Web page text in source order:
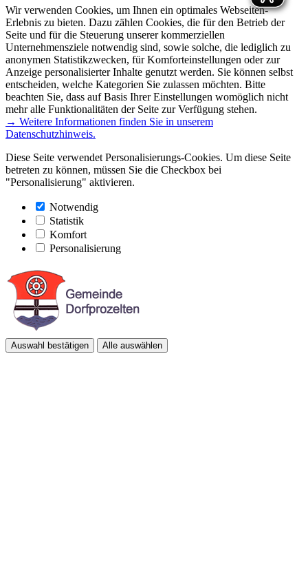
Wir verwenden Cookies, um Ihnen ein optimales Webseiten-
Erlebnis zu bieten. Dazu zählen Cookies, die für den Betrieb der
Seite und für die Steuerung unserer kommerziellen
Unternehmensziele notwendig sind, sowie solche, die lediglich zu
anonymen Statistikzwecken, für Komforteinstellungen oder zur
Anzeige personalisierter Inhalte genutzt werden. Sie können selbst
entscheiden, welche Kategorien Sie zulassen möchten. Bitte
beachten Sie, dass auf Basis Ihrer Einstellungen womöglich nicht
mehr alle Funktionalitäten der Seite zur Verfügung stehen.
→ Weitere Informationen finden Sie in unserem
Datenschutzhinweis.
Diese Seite verwendet Personalisierungs-Cookies. Um diese Seite
betreten zu können, müssen Sie die Checkbox bei
"Personalisierung" aktivieren.
Notwendig
Statistik
Komfort
Personalisierung
Auswahl bestätigen Alle auswählen